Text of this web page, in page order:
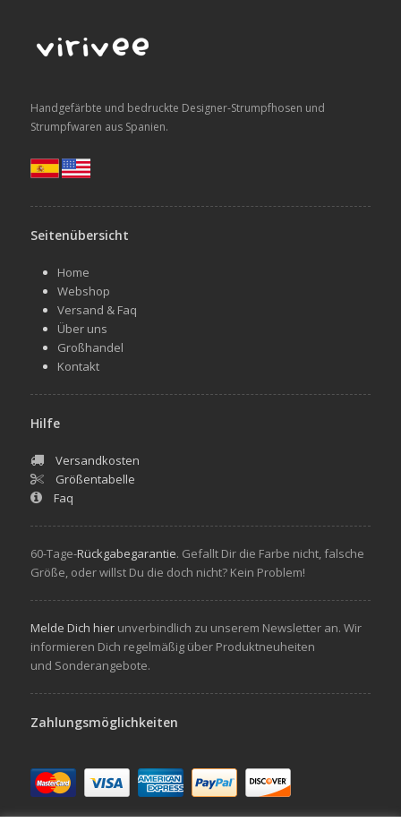
Handgefärbte und bedruckte Designer-Strumpfhosen und
Strumpfwaren aus Spanien.
Seitenübersicht
Home
Webshop
Versand & Faq
Über uns
Großhandel
Kontakt
Hilfe
Versandkosten
Größentabelle
Faq
60-Tage-Rückgabegarantie. Gefallt Dir die Farbe nicht, falsche
Größe, oder willst Du die doch nicht? Kein Problem!
Melde Dich hierunverbindlich zu unserem Newsletter an. Wir
informieren Dich regelmäßig über Produktneuheiten
und Sonderangebote.
Zahlungsmöglichkeiten